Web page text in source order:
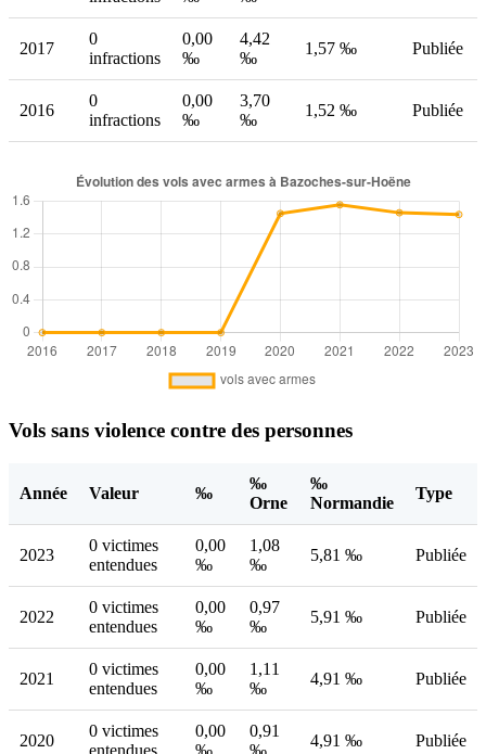
2017
0
infractions
0,00
‰
4,42
‰
1,57 ‰ Publiée
2016
0
infractions
0,00
‰
3,70
‰
1,52 ‰ Publiée
Vols sans violence contre des personnes
Année Valeur ‰
‰
Orne
‰
Normandie
Type
2023
0 victimes
entendues
0,00
‰
1,08
‰
5,81 ‰ Publiée
2022
0 victimes
entendues
0,00
‰
0,97
‰
5,91 ‰ Publiée
2021
0 victimes
entendues
0,00
‰
1,11
‰
4,91 ‰ Publiée
2020
0 victimes
entendues
0,00
‰
0,91
‰
4,91 ‰ Publiée